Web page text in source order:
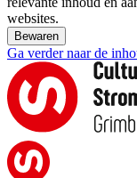
websites.
Bewaren
Ga verder naar de